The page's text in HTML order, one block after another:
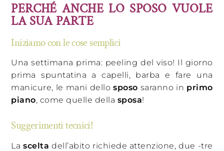
PERCHÉ ANCHE LO SPOSO VUOLE
LA SUA PARTE
Iniziamo con le cose semplici
Una settimana prima: peeling del viso! Il giorno
prima spuntatina a capelli, barba e fare una
manicure, le mani dellosposo saranno in primo
piano, come quelle della sposa!
Suggerimenti tecnici!
Lascelta dell’abito richiede attenzione, due -tre